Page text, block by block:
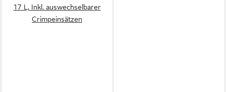
17 L, Inkl. auswechselbarer
Crimpeinsätzen